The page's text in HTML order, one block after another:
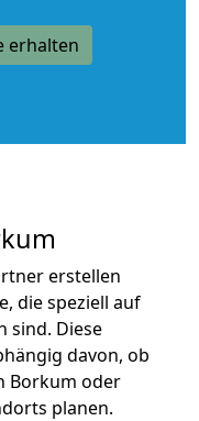
erhalten
erstellen
die speziell auf
sind. Diese
davon, ob
Borkum oder
planen.